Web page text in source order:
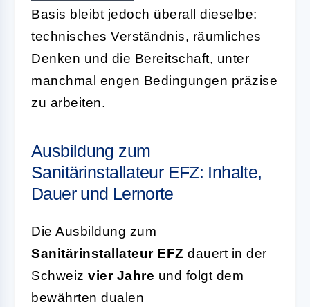
Basis bleibt jedoch überall dieselbe:
technisches Verständnis, räumliches
Denken und die Bereitschaft, unter
manchmal engen Bedingungen präzise
zu arbeiten.
Ausbildung zum
Sanitärinstallateur EFZ: Inhalte,
Dauer und Lernorte
Die Ausbildung zum
Sanitärinstallateur EFZ dauert in der
Schweiz vier Jahre und folgt dem
bewährten dualen